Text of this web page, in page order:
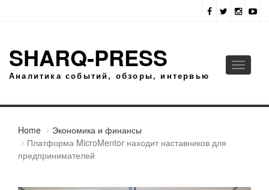
SHARQ-PRESS
Аналитика событий, обзоры, интервью
Toggle
Home
Экономика и финансы
Платформа MicroMentor находит наставников для
предпринимателей